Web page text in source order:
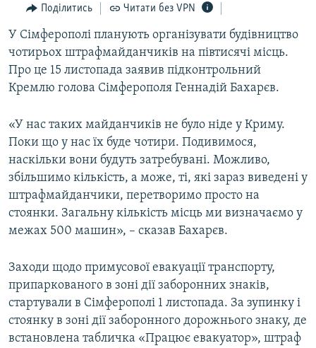
навігації
Перейти
до
пошуку
БЛОГИ
ПОГЛЯД
ІНТЕРВ'Ю
ВСЕ ЗА ДЕНЬ
ВІДЕОУРОКИ «ELIFBE»
СВІДЧЕННЯ ОКУПАЦІЇ
УКРАЇНСЬКА ПРОБЛЕМА КРИМУ
ЯК ОБІЙТИ БЛОКУВАННЯ
Русский
Qırımtatar
ДОЛУЧАЙСЯ!
Усі сайти RFE/RL
Поділитись Читати без VPN
У Сімферополі планують організувати будівництво
чотирьох штрафмайданчиків на півтисячі місць.
Про це 15 листопада заявив підконтрольний
Кремлю голова Сімферополя Геннадій Бахарєв.
«У нас таких майданчиків не було ніде у Криму.
Поки що у нас їх буде чотири. Подивимося,
наскільки вони будуть затребувані. Можливо,
збільшимо кількість, а може, ті, які зараз виведені у
штрафмайданчики, перетворимо просто на
стоянки. Загальну кількість місць ми визначаємо у
межах 500 машин», – сказав Бахарєв.
Заходи щодо примусової евакуації транспорту,
припаркованого в зоні дії заборонних знаків,
стартували в Сімферополі 1 листопада. За зупинку і
стоянку в зоні дії заборонного дорожнього знаку, де
встановлена табличка «Працює евакуатор», штраф